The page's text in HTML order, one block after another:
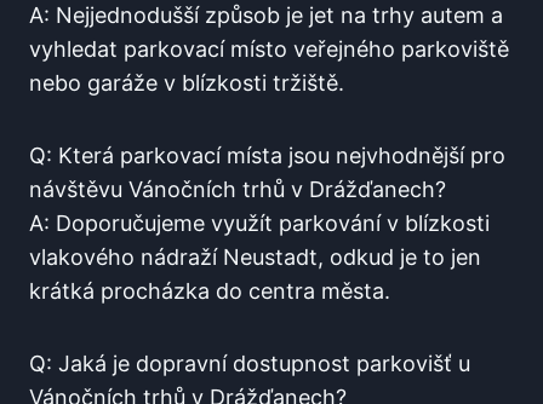
A: Nejjednodušší‌ způsob je jet na trhy ⁣autem a
vyhledat parkovací místo veřejného parkoviště
nebo garáže ⁣v blízkosti tržiště.
Q: Která parkovací​ místa jsou‍ nejvhodnější pro
návštěvu Vánočních trhů v Drážďanech?
A: ‍Doporučujeme ⁣využít parkování v blízkosti
vlakového⁣ nádraží Neustadt,⁤ odkud je‍ to jen
krátká procházka do centra ‍města.
Q: Jaká je dopravní dostupnost parkovišť⁤ u
Vánočních trhů v ⁣Drážďanech?